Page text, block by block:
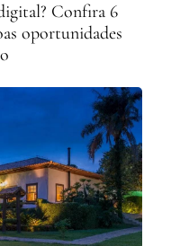
Confira 6
oportunidades